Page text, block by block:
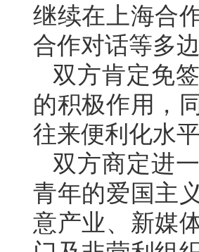
继续在上海合
合作对话等多
双方肯定免
的积极作用，
往来便利化水平
双方商定进
青年的爱国主
意产业、新媒